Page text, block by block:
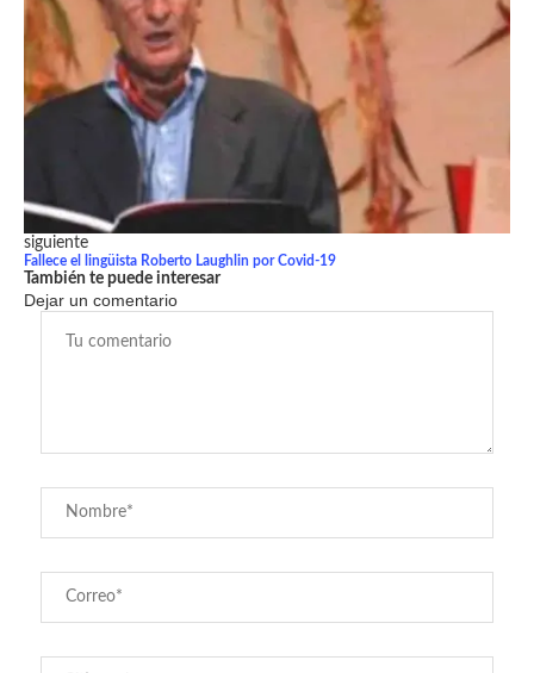
siguiente
Fallece el lingüista Roberto Laughlin por Covid-19
También te puede interesar
Dejar un comentario